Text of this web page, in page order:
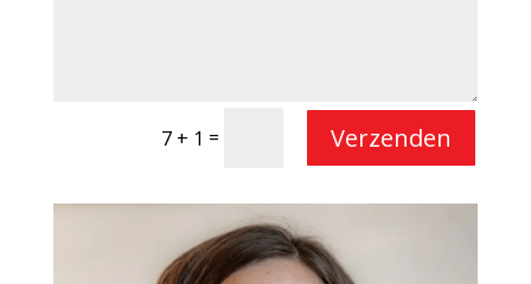
7 + 1 = Verzenden